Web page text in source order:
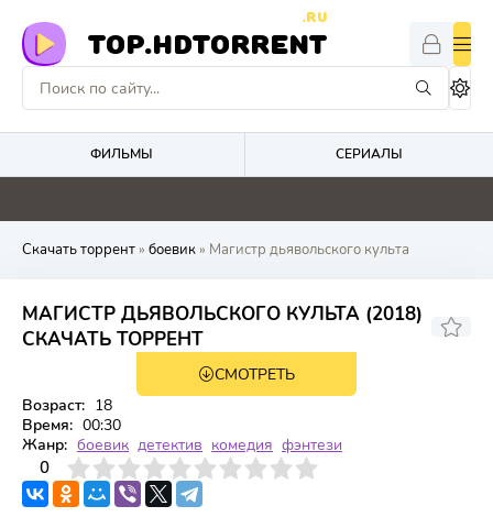
TOP.HDTORRENT
.RU
ФИЛЬМЫ СЕРИАЛЫ
0 0 0 0
Скачать торрент» боевик» Магистр дьявольского культа
МАГИСТР ДЬЯВОЛЬСКОГО КУЛЬТА (2018)
СКАЧАТЬ ТОРРЕНТ
WEB-DL, WEBRip
3 сезон 12 серияСМОТРЕТЬ
Возраст: 18
Время: 00:30
Жанр: боевик детектив комедия фэнтези
0
4 6 7 8 9 10